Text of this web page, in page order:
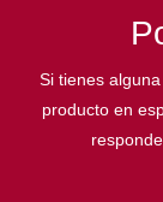
Si tienes
producto en